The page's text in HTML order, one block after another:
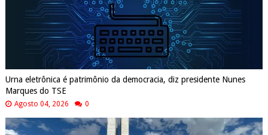
Urna eletrônica é patrimônio da democracia, diz presidente Nunes
Marques do TSE
Agosto 04, 2026 0